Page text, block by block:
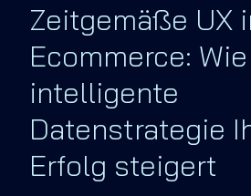
ARTIFICIAL INTELLIGENCE
CONTEXT KIT
PRICING
ÜBER UNS
PARTNER
Zeitgemäße UX
Ecommerce:
intelligente
Datenstrategie
Erfolg steigert